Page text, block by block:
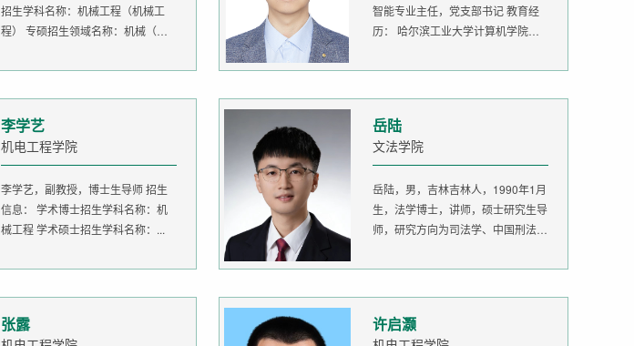
招生学科名称：机械工程（机械工
程） 专硕招生领域名称：机械（机
智能专业主任，党支部书记 教育经
历： 哈尔滨工业大学计算机学院
李学艺
机电工程学院
李学艺，副教授，博士生导师 招生
信息： 学术博士招生学科名称：机
械工程 学术硕士招生学科名称：...
岳陆
文法学院
岳陆，男，吉林吉林人，1990年1月
生，法学博士，讲师，硕士研究生导
师，研究方向为司法学、中国刑法
张露 许启灏